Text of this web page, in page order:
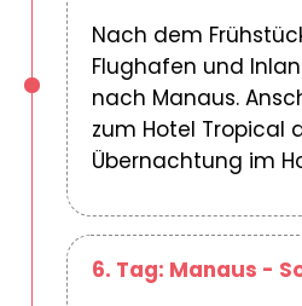
Nach dem
Flughafen und
nach Manaus.
zum Hotel Tropical
Übernachtung im
6. Tag: Manaus -